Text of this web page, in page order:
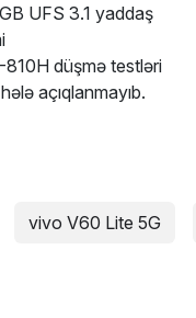
UFS 3.1 yaddaş
düşmə testləri
açıqlanmayıb.
vivo V60 Lite 5G